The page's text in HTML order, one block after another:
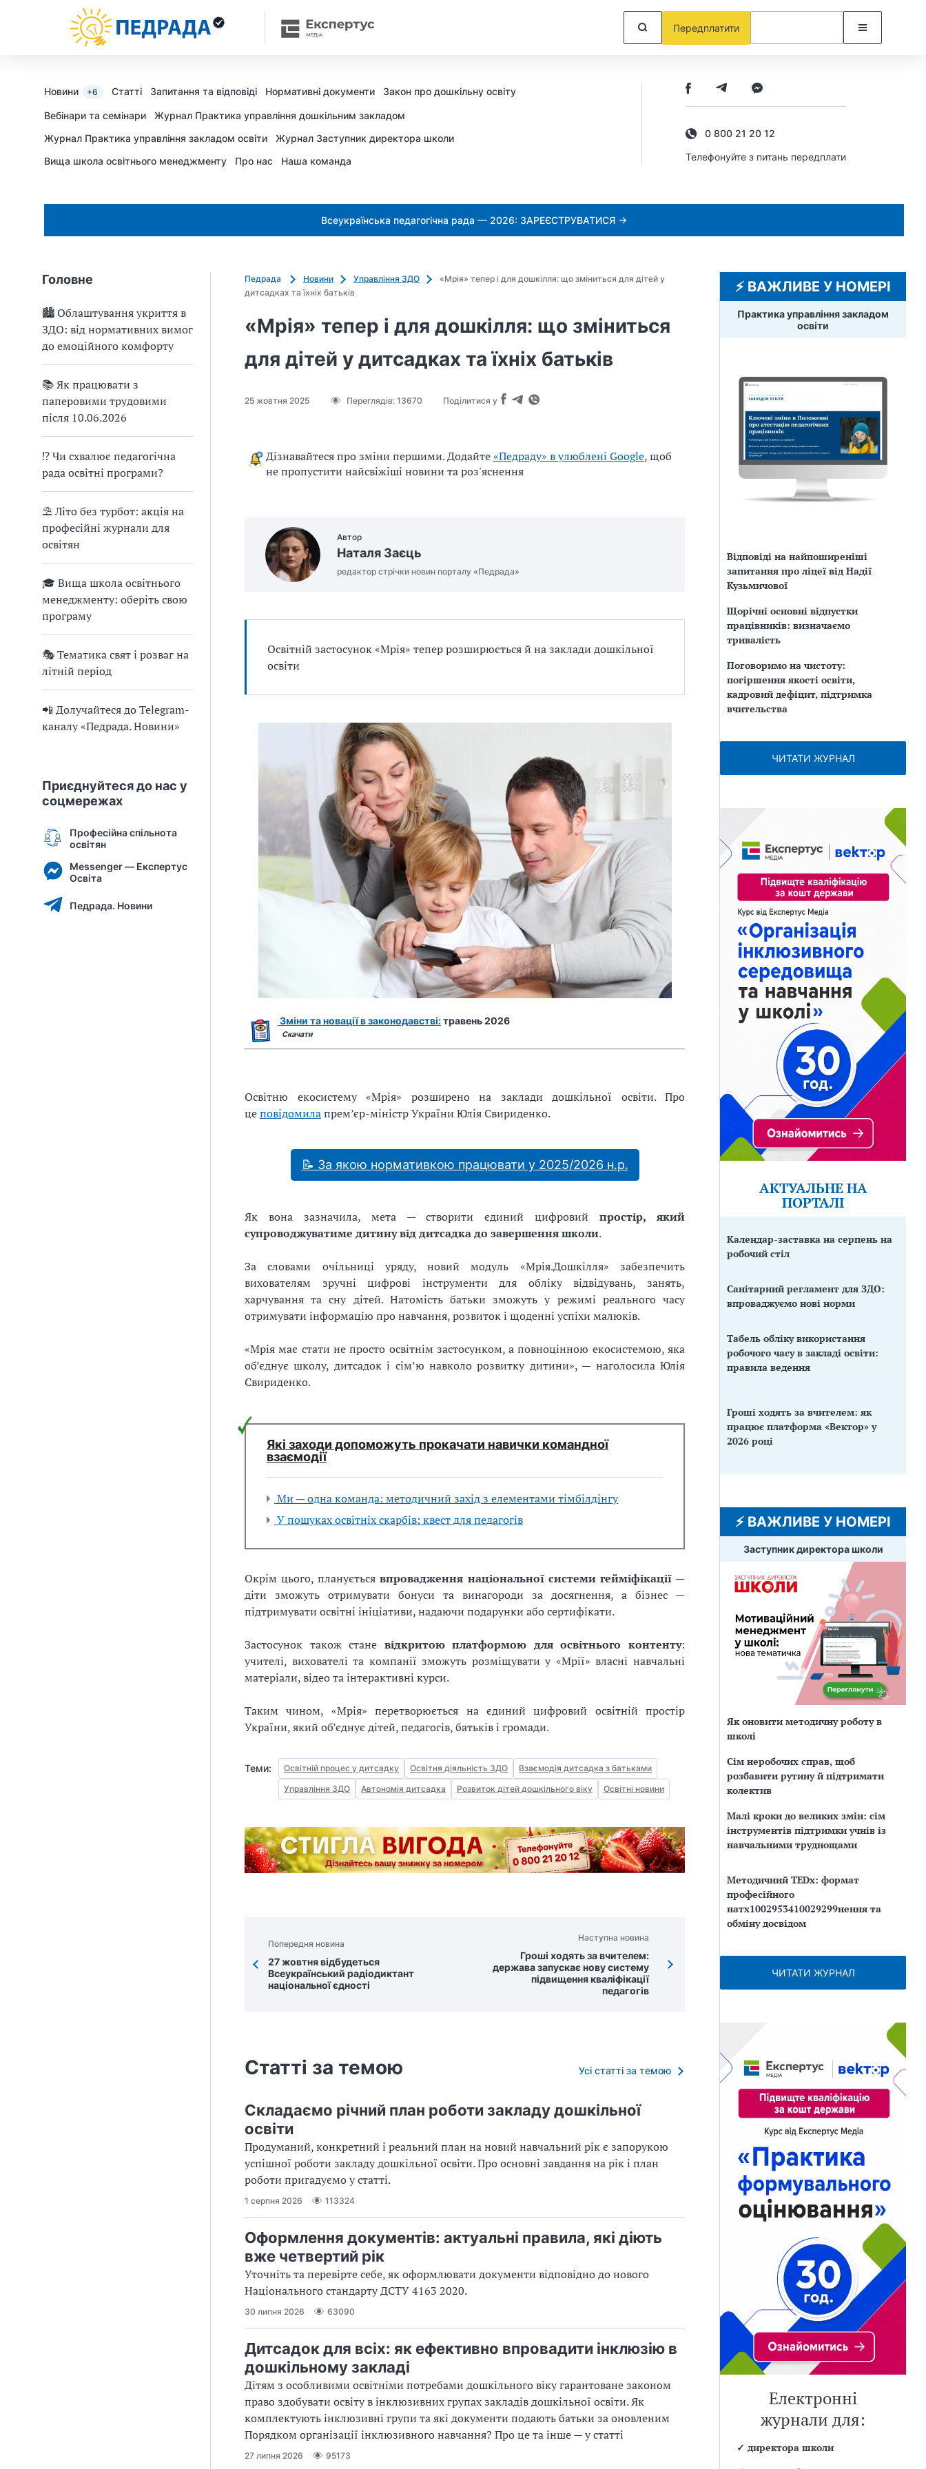
Передплатити
Новини +6 Статті Запитання та відповіді Нормативні документи Закон про дошкільну освіту
Вебінари та семінари
Журнал Практика управління дошкільним закладом
Журнал Практика управління закладом освіти
Журнал Заступник директора школи
Вища школа освітнього менеджменту
Про нас Наша команда
0 800 21 20 12
Телефонуйте з питань передплати
Всеукраїнська педагогічна рада — 2026: ЗАРЕЄСТРУВАТИСЯ →
Головне
🏙 Облаштування укриття в
ЗДО: від нормативних вимог
до емоційного комфорту
📚 Як працювати з
паперовими трудовими
після 10.06.2026
⁉ Чи схвалює педагогічна
рада освітні програми?
⛱ Літо без турбот: акція на
професійні журнали для
освітян
🎓 Вища школа освітнього
менеджменту: оберіть свою
програму
🎭 Тематика свят і розваг на
літній період
📲 Долучайтеся до Telegram-
каналу «Педрада. Новини»
Приєднуйтеся до нас у
соцмережах
Професійна спільнота
освітян
Messenger — Експертус
Освіта
Педрада. Новини
Педрада Новини Управління ЗДО
«Мрія» тепер і для дошкілля: що зміниться для дітей у
дитсадках та їхніх батьків
«Мрія» тепер і для дошкілля: що зміниться
для дітей у дитсадках та їхніх батьків
25 жовтня 2025 Переглядів: 13670 Поділитися у
Дізнавайтеся про зміни першими. Додайте«Педраду» в улюблені Google, щоб
не пропустити найсвіжіші новини та роз'яснення
Автор
Наталя Заєць
редактор стрічки новин порталу «Педрада»
Освітній застосунок «Мрія» тепер розширюється й на заклади дошкільної
освіти
Зміни та новації в законодавстві:травень 2026
Скачати
Освітню екосистему «Мрія» розширено на заклади дошкільної освіти. Про
цеповідомилапрем’єр-міністр України Юлія Свириденко.
📝 За якою нормативкою працювати у 2025/2026 н.р.
Як вона зазначила, мета — створити єдиний цифровийпростір, який
супроводжуватиме дитину від дитсадка до завершення школи.
За словами очільниці уряду, новий модуль «Мрія.Дошкілля» забезпечить
вихователям зручні цифрові інструменти для обліку відвідувань, занять,
харчування та сну дітей. Натомість батьки зможуть у режимі реального часу
отримувати інформацію про навчання, розвиток і щоденні успіхи малюків.
«Мрія має стати не просто освітнім застосунком, а повноцінною екосистемою, яка
об’єднує школу, дитсадок і сім’ю навколо розвитку дитини», — наголосила Юлія
Свириденко.
Які заходи допоможуть прокачати навички командної
взаємодії
Ми — одна команда: методичний захід з елементами тімбілдінгу
У пошуках освітніх скарбів: квест для педагогів
Окрім цього, плануєтьсявпровадження національної системи гейміфікації—
діти зможуть отримувати бонуси та винагороди за досягнення, а бізнес —
підтримувати освітні ініціативи, надаючи подарунки або сертифікати.
Застосунок також стане відкритою платформою для освітнього контенту:
учителі, вихователі та компанії зможуть розміщувати у «Мрії» власні навчальні
матеріали, відео та інтерактивні курси.
Таким чином, «Мрія» перетворюється на єдиний цифровий освітній простір
України, який об’єднує дітей, педагогів, батьків і громади.
Теми: Освітній процес у дитсадку Освітня діяльність ЗДО
Взаємодія дитсадка з батьками
Управління ЗДО
Автономія дитсадка Розвиток дітей дошкільного віку Освітні новини
Попередня новина
27 жовтня відбудеться
Всеукраїнський радіодиктант
національної єдності
Наступна новина
Гроші ходять за вчителем:
держава запускає нову систему
підвищення кваліфікації
педагогів
Статті за темою Усі статті за темою
Складаємо річний план роботи закладу дошкільної
освіти
Продуманий, конкретний і реальний план на новий навчальний рік є запорукою
успішної роботи закладу дошкільної освіти. Про основні завдання на рік і план
роботи пригадуємо у статті.
1 серпня 2026 113324
Оформлення документів: актуальні правила, які діють
вже четвертий рік
Уточніть та перевірте себе, як оформлювати документи відповідно до нового
Націо­нального стандарту ДСТУ 4163 2020.
30 липня 2026 63090
Дитсадок для всіх: як ефективно впровадити інклюзію в
дошкільному закладі
Дітям з особливими освітніми потребами дошкільного віку гарантоване законом
право здобувати освіту в інклюзивних групах закладів дошкільної освіти. Як
комплектують інклюзивні групи та які документи подають батьки за оновленим
Порядком організації інклюзивного навчання? Про це та інше — у статті
27 липня 2026 95173
⚡️ ВАЖЛИВЕ У НОМЕРІ
Практика управління закладом
освіти
Відповіді на найпоширеніші
запитання про ліцеї від Надії
Кузьмичової
Щорічні основні відпустки
працівників: визначаємо
тривалість
Поговоримо на чистоту:
погіршення якості освіти,
кадровий дефіцит, підтримка
вчительства
ЧИТАТИ ЖУРНАЛ
АКТУАЛЬНЕ НА
ПОРТАЛІ
Календар-заставка на серпень на
робочий стіл
Санітарний регламент для ЗДО:
впроваджуємо нові норми
Табель обліку використання
робочого часу в закладі освіти:
правила ведення
Гроші ходять за вчителем: як
працює платформа «Вектор» у
2026 році
⚡️ ВАЖЛИВЕ У НОМЕРІ
Заступник директора школи
Як оновити методичну роботу в
школі
Сім неробочих справ, щоб
розбавити рутину й підтримати
колектив
Малі кроки до великих змін: сім
інструментів підтримки учнів із
навчальними труднощами
Методичний TEDx: формат
професійного
натх1002953410029299нення та
обміну досвідом
ЧИТАТИ ЖУРНАЛ
Електронні
журнали для:
✓ директора школи